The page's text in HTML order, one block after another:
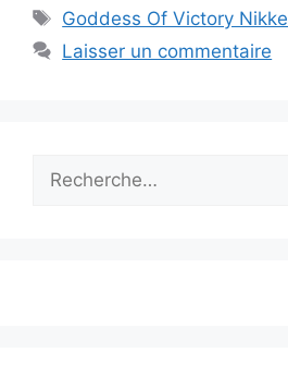
Étiquettes
Goddess Of Victory Nikke
Laisser un commentaire